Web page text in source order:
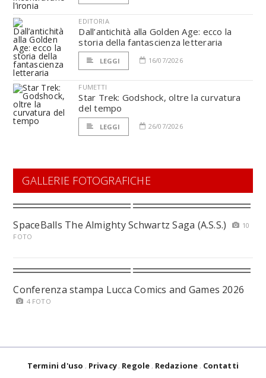
EDITORIA
Dall’antichità alla Golden Age: ecco la
storia della fantascienza letteraria
LEGGI 16/07/2026
FUMETTI
Star Trek: Godshock, oltre la curvatura
del tempo
LEGGI 26/07/2026
GALLERIE FOTOGRAFICHE
SpaceBalls The Almighty Schwartz Saga (A.S.S.)
10
FOTO
Conferenza stampa Lucca Comics and Games 2026
4 FOTO
Termini d'uso Privacy Regole Redazione Contatti